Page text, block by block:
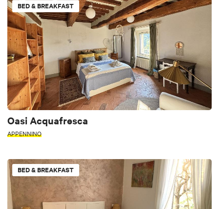
BED & BREAKFAST
Oasi Acquafresca
APPENNINO
BED & BREAKFAST